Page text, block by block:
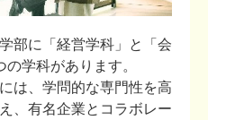
部に「経営学科」と「会
学科があります。
は、学問的な専門性を高
、有名企業とコラボレー